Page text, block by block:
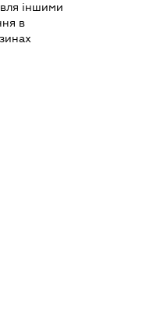
іншими
в